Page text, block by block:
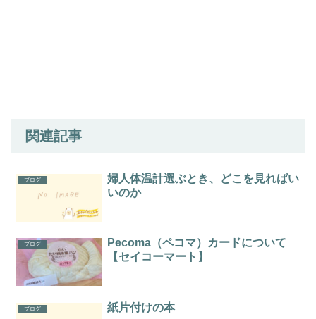
関連記事
ブログ
婦人体温計選ぶとき、どこを見ればい
いのか
ブログ
Pecoma（ペコマ）カードについて
【セイコーマート】
ブログ 紙片付けの本